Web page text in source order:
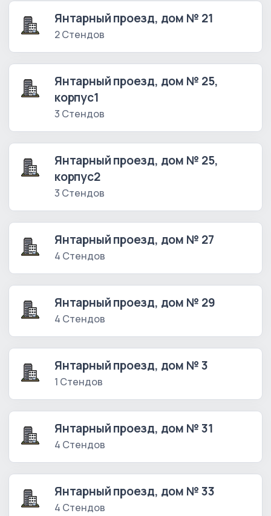
Янтарный проезд, дом № 21
2 Стендов
Янтарный проезд, дом № 25,
корпус1
3 Стендов
Янтарный проезд, дом № 25,
корпус2
3 Стендов
Янтарный проезд, дом № 27
4 Стендов
Янтарный проезд, дом № 29
4 Стендов
Янтарный проезд, дом № 3
1 Стендов
Янтарный проезд, дом № 31
4 Стендов
Янтарный проезд, дом № 33
4 Стендов